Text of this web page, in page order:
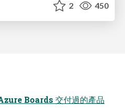
2 450
Boards 交付過的產品